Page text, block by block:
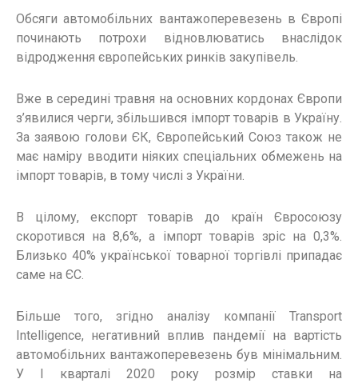
Обсяги автомобільних вантажоперевезень в Європі
починають потрохи відновлюватись внаслідок
відродження європейських ринків закупівель.
Вже в середині травня на основних кордонах Європи
з’явилися черги, збільшився імпорт товарів в Україну.
За заявою голови ЄК, Європейський Союз також не
має наміру вводити ніяких спеціальних обмежень на
імпорт товарів, в тому числі з України.
В цілому, експорт товарів до країн Євросоюзу
скоротився на 8,6%, а імпорт товарів зріс на 0,3%.
Близько 40% української товарної торгівлі припадає
саме на ЄС.
Більше того, згідно аналізу компанії Transport
Intelligence, негативний вплив пандемії на вартість
автомобільних вантажоперевезень був мінімальним.
У I кварталі 2020 року розмір ставки на